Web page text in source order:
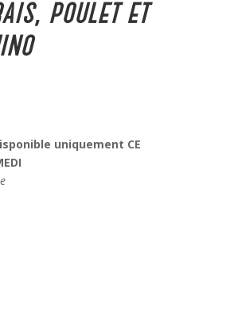
poulet et
uniquement CE